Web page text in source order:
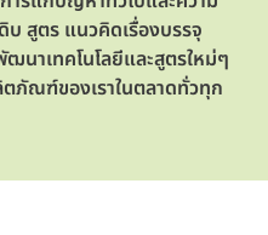
บ สูตร แนวคิดเรื่องบรรจุ
นาเทคโนโลยีและสูตรใหม่ๆ
ภัณฑ์ของเราในตลาดทั่วทุก